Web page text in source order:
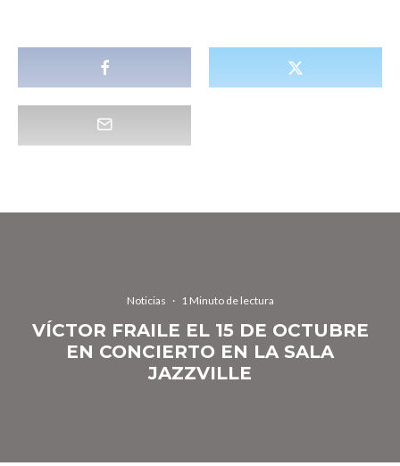
Noticias · 1 Minuto de lectura
VÍCTOR FRAILE EL 15 DE OCTUBRE
EN CONCIERTO EN LA SALA
JAZZVILLE